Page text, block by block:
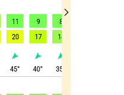
11 9 8
20 17 14
45° 40° 35